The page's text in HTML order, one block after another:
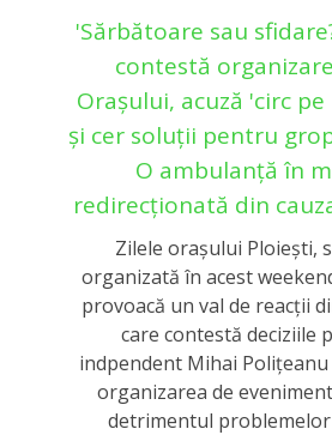
'Sărbătoare sau
contestă
Orașului, acuză 'circ
și cer soluții pentru
O ambulanță în
redirecționată din
Zilele oraşului Ploieşti,
organizată în acest
provoacă un val de reacţii
care contestă deciziile
indpendent Mihai Poliţeanu
organizarea de
detrimentul